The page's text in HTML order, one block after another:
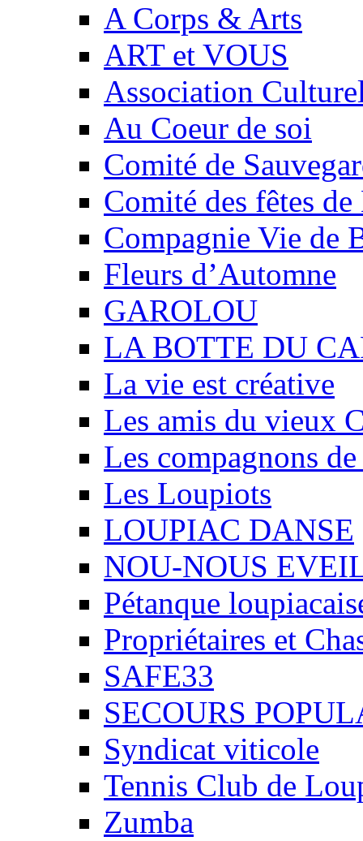
A Corps & Arts
ART et VOUS
Association
Au Coeur de soi
Comité de
Comité des fêtes
Compagnie Vie de
Fleurs d’Automne
GAROLOU
LA BOTTE DU
La vie est créative
Les amis du vieux
Les compagnons
Les Loupiots
LOUPIAC DANSE
NOU-NOUS
Pétanque
Propriétaires et
SAFE33
SECOURS
Syndicat viticole
Tennis Club de
Zumba